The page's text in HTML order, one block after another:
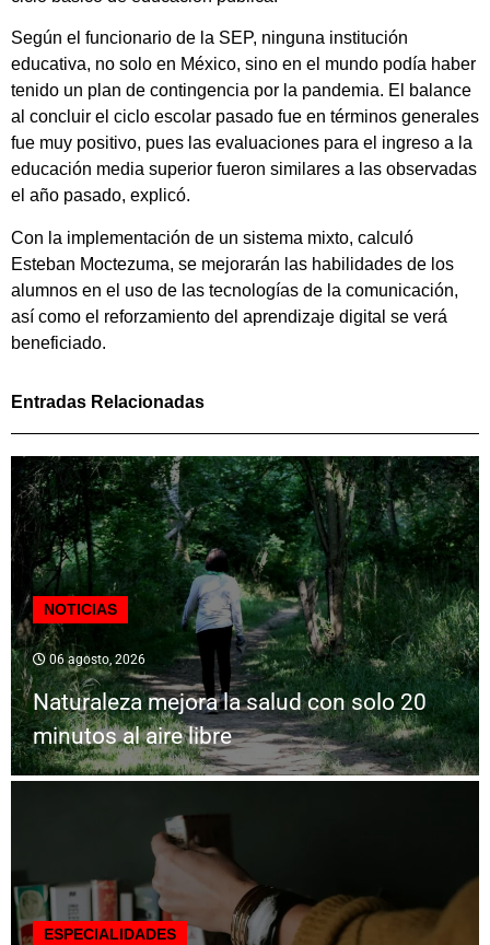
Según el funcionario de la SEP, ninguna institución
educativa, no solo en México, sino en el mundo podía haber
tenido un plan de contingencia por la pandemia. El balance
al concluir el ciclo escolar pasado fue en términos generales
fue muy positivo, pues las evaluaciones para el ingreso a la
educación media superior fueron similares a las observadas
el año pasado, explicó.
Con la implementación de un sistema mixto, calculó
Esteban Moctezuma, se mejorarán las habilidades de los
alumnos en el uso de las tecnologías de la comunicación,
así como el reforzamiento del aprendizaje digital se verá
beneficiado.
Entradas Relacionadas
NOTICIAS
06 agosto, 2026
Naturaleza mejora la salud con solo 20
minutos al aire libre
ESPECIALIDADES